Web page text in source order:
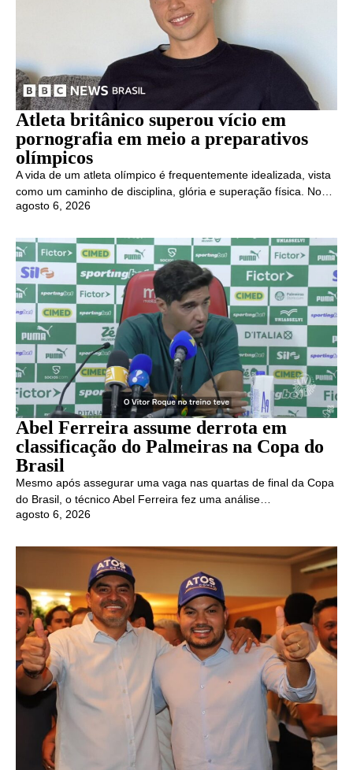
Atleta britânico superou vício em
pornografia em meio a preparativos
olímpicos
A vida de um atleta olímpico é frequentemente idealizada, vista
como um caminho de disciplina, glória e superação física. No…
agosto 6, 2026
Abel Ferreira assume derrota em
classificação do Palmeiras na Copa do
Brasil
Mesmo após assegurar uma vaga nas quartas de final da Copa
do Brasil, o técnico Abel Ferreira fez uma análise…
agosto 6, 2026